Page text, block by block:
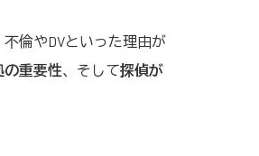
倫やDVといった理由が
の重要性、そして探偵が